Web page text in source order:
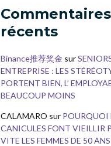
Commentaires
récents
Binance推荐奖金 sur
ENTREPRISE : LES
PORTENT BIEN, L’
BEAUCOUP MOINS
CALAMARO sur POURQUOI
CANICULES FONT VIEILLIR
VITE LES FEMMES DE 50 ANS